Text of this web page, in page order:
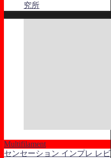
究所
Multifilament
センセーション インプレ レビ